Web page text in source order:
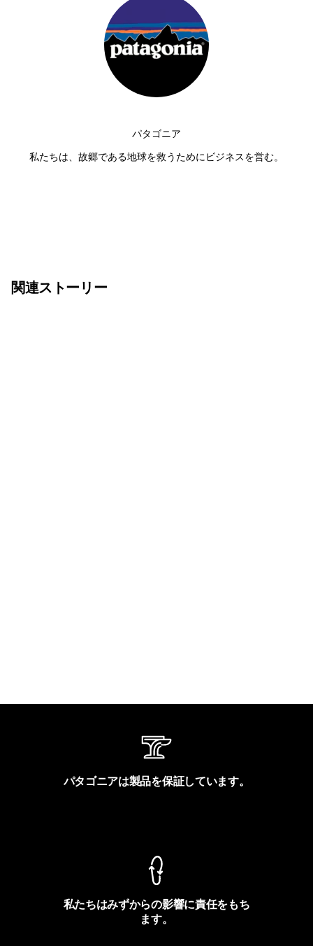
パタゴニア
私たちは、故郷である地球を救うためにビジネスを営む。
関連ストーリー
パタゴニアは製品を保証しています。
私たちはみずからの影響に責任をもち
ます。